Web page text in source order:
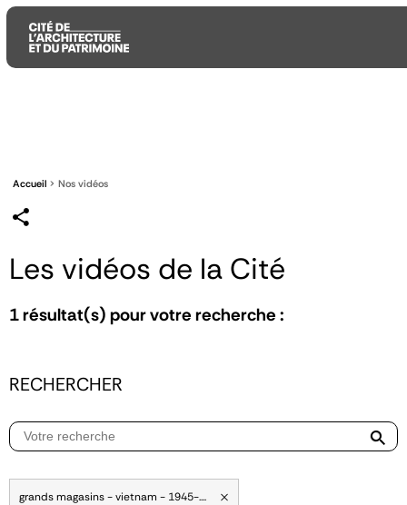
principal
principal
recherche
Accueil Nos vidéos
Les vidéos de la Cité
1résultat(s) pour votre recherche :
RECHERCHER
grands magasins - vietnam - 1945-....